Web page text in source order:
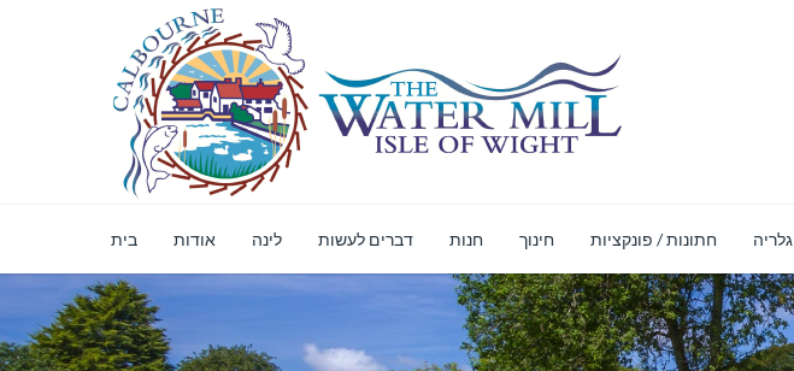
בית אודות לינה דברים לעשות חנות חינוך חתונות / פונקציות גלריה